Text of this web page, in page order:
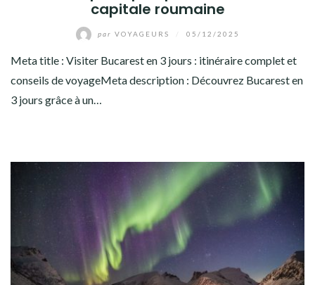
capitale roumaine
par VOYAGEURS 05/12/2025
Meta title : Visiter Bucarest en 3 jours : itinéraire complet et
conseils de voyageMeta description : Découvrez Bucarest en
3 jours grâce à un…